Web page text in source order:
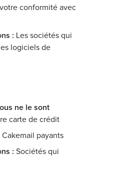
conformité avec
: Les sociétés qui
logiciels de
ne le sont
carte de crédit
payants
: Sociétés qui